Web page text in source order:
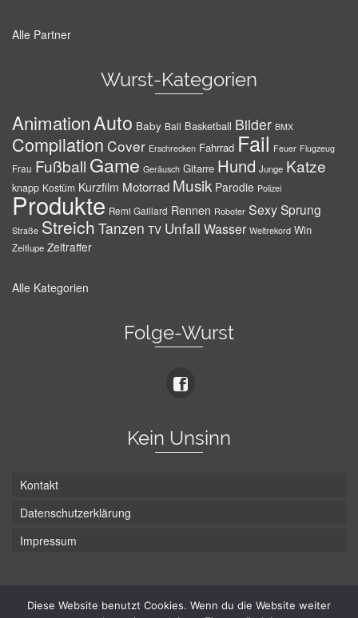
Alle Partner
Wurst-Kategorien
AnimationAuto Baby Ball Basketball Bilder BMX
Compilation Cover Erschrecken Fahrrad Fail Feuer Flugzeug
Frau Fußball Game Geräusch Gitarre Hund Junge Katze
knapp Kostüm Kurzfilm Motorrad Musik Parodie Polizei
Produkte Remi Gaillard Rennen Roboter SexySprung
Straße Streich Tanzen TV Unfall Wasser Weltrekord Win
Zeitlupe Zeitraffer
Alle Kategorien
Folge-Wurst
Kein Unsinn
Kontakt
Datenschutzerklärung
Impressum
Diese Website benutzt Cookies. Wenn du die Website weiter